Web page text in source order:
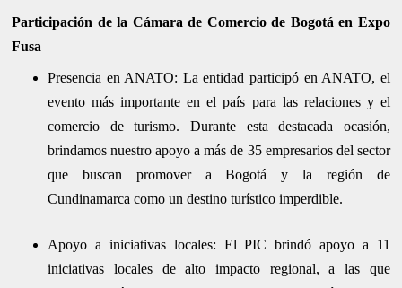
Participación de la Cámara de Comercio de Bogotá en Expo
Fusa
Presencia en ANATO: La entidad participó en ANATO, el
evento más importante en el país para las relaciones y el
comercio de turismo. Durante esta destacada ocasión,
brindamos nuestro apoyo a más de 35 empresarios del sector
que buscan promover a Bogotá y la región de
Cundinamarca como un destino turístico imperdible.
Apoyo a iniciativas locales: El PIC brindó apoyo a 11
iniciativas locales de alto impacto regional, a las que